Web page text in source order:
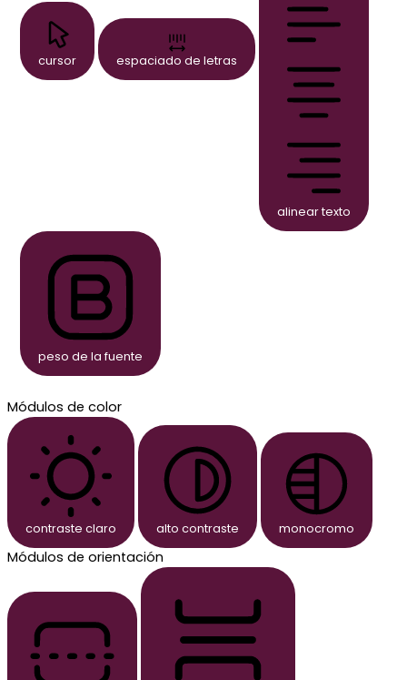
cursor espaciado de letras
alinear texto
peso de la fuente
Módulos de color
contraste claro alto contraste monocromo
Módulos de orientación